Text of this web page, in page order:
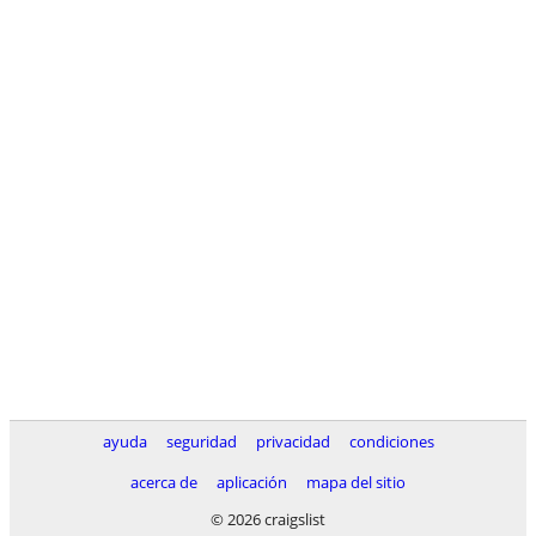
ayuda seguridad privacidad
condiciones
acerca de
aplicación
mapa del sitio
© 2026 craigslist